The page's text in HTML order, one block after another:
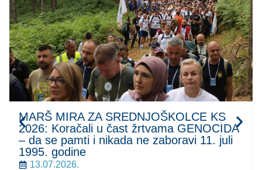
MARŠ MIRA ZA SREDNJOŠKOLCE KS
2026: Koračali u čast žrtvama GENOCIDA
– da se pamti i nikada ne zaboravi 11. juli
1995. godine
13.07.2026.